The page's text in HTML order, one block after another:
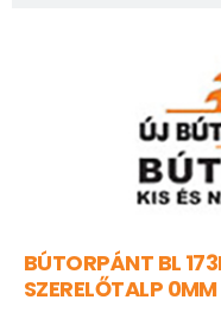
BÚTORPÁNT BL
SZERELŐTALP